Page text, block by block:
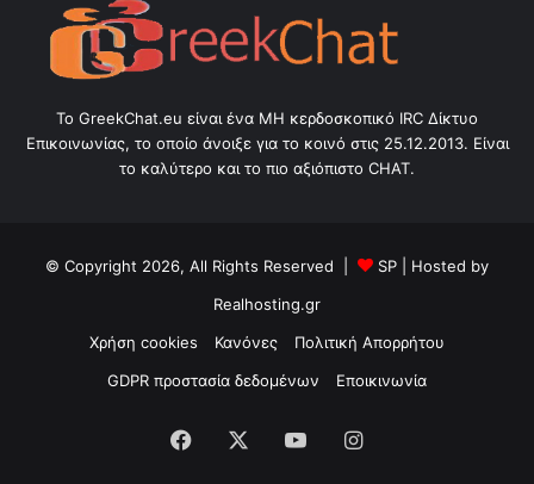
Το GreekChat.eu είναι ένα ΜΗ κερδοσκοπικό IRC Δίκτυο
Επικοινωνίας, το οποίο άνοιξε για το κοινό στις 25.12.2013. Είναι
το καλύτερο και το πιο αξιόπιστο CHAT.
© Copyright 2026, All Rights Reserved | SP | Hosted by
Realhosting.gr
Χρήση cookies
Κανόνες
Πολιτική Απορρήτου
GDPR προστασία δεδομένων
Εποικινωνία
Facebook YouTubeInstagram